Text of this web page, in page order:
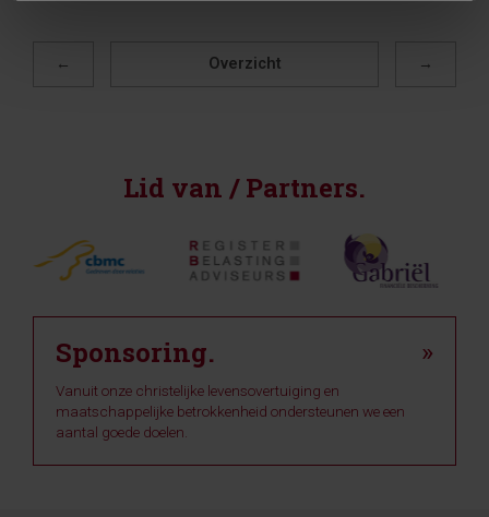
← Overzicht →
Lid van / Partners.
Sponsoring. »
Vanuit onze christelijke levensovertuiging en
maatschappelijke betrokkenheid ondersteunen we een
aantal goede doelen.